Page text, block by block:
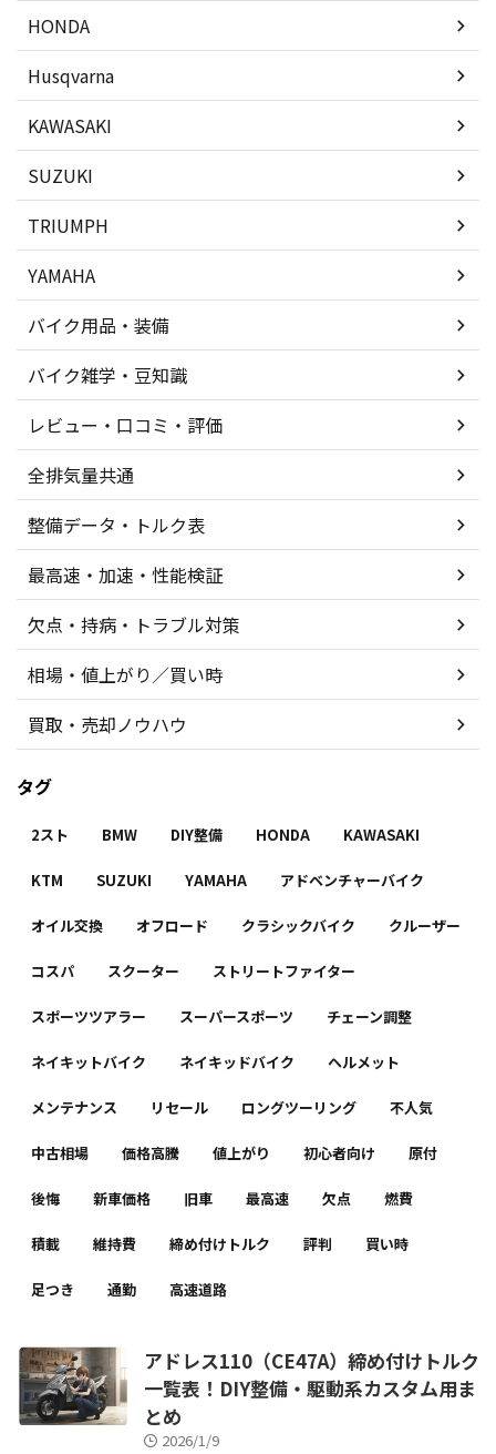
HONDA
Husqvarna
KAWASAKI
SUZUKI
TRIUMPH
YAMAHA
バイク用品・装備
バイク雑学・豆知識
レビュー・口コミ・評価
全排気量共通
整備データ・トルク表
最高速・加速・性能検証
欠点・持病・トラブル対策
相場・値上がり／買い時
買取・売却ノウハウ
タグ
2スト BMW DIY整備 HONDA KAWASAKI
KTM SUZUKI YAMAHA アドベンチャーバイク
オイル交換 オフロード クラシックバイク クルーザー
コスパ スクーター ストリートファイター
スポーツツアラー スーパースポーツ チェーン調整
ネイキットバイク ネイキッドバイク ヘルメット
メンテナンス リセール ロングツーリング 不人気
中古相場 価格高騰 値上がり 初心者向け 原付
後悔 新車価格 旧車 最高速 欠点 燃費
積載 維持費 締め付けトルク 評判 買い時
足つき 通勤 高速道路
アドレス110（CE47A）締め付けトルク
一覧表！DIY整備・駆動系カスタム用ま
とめ
2026/1/9